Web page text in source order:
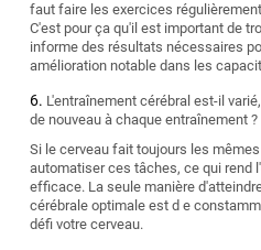
faut faire les exercices
C'est pour ça qu'il est important de
informe des résultats nécessaires
amélioration notable dans les
L'entraînement cérébral est-il
de nouveau à chaque entraînement ?
Si le cerveau fait toujours les
automatiser ces tâches, ce qui rend
efficace. La seule manière
cérébrale optimale est d e
défi votre cerveau.